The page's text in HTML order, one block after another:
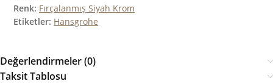
Renk: Fırçalanmış Siyah Krom
Etiketler: Hansgrohe
Değerlendirmeler (0)
Taksit Tablosu